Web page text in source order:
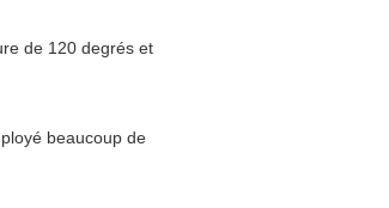
de 120 degrés et
beaucoup de